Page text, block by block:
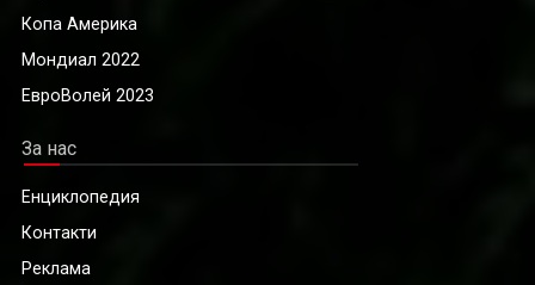
Копа Америка
Мондиал 2022
ЕвроВолей 2023
За нас
Енциклопедия
Контакти
Реклама